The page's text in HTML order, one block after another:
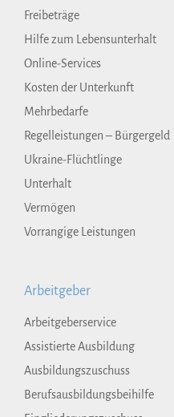
Freibeträge
Hilfe zum Lebensunterhalt
Online-Services
Kosten der Unterkunft
Mehrbedarfe
Regelleistungen – Bürgergeld
Ukraine-Flüchtlinge
Unterhalt
Vermögen
Vorrangige Leistungen
Arbeitgeber
Arbeitgeberservice
Assistierte Ausbildung
Ausbildungszuschuss
Berufsausbildungsbeihilfe